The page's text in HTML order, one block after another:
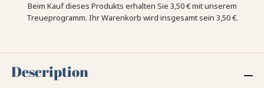
Beim Kauf dieses Produkts erhalten Sie 3,50 €mit unserem
Treueprogramm. Ihr Warenkorb wird insgesamt sein 3,50 €.
Description